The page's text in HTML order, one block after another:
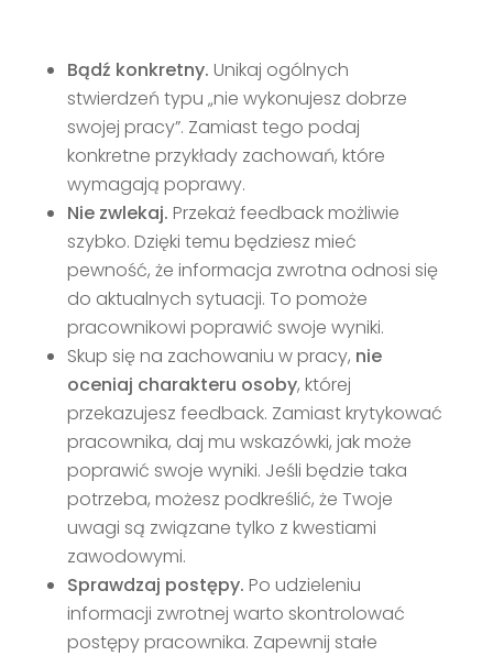
Bądź konkretny. Unikaj ogólnych
stwierdzeń typu „nie wykonujesz dobrze
swojej pracy”. Zamiast tego podaj
konkretne przykłady zachowań, które
wymagają poprawy.
Nie zwlekaj. Przekaż feedback możliwie
szybko. Dzięki temu będziesz mieć
pewność, że informacja zwrotna odnosi się
do aktualnych sytuacji. To pomoże
pracownikowi poprawić swoje wyniki.
Skup się na zachowaniu w pracy, nie
oceniaj charakteru osoby, której
przekazujesz feedback. Zamiast krytykować
pracownika, daj mu wskazówki, jak może
poprawić swoje wyniki. Jeśli będzie taka
potrzeba, możesz podkreślić, że Twoje
uwagi są związane tylko z kwestiami
zawodowymi.
Sprawdzaj postępy. Po udzieleniu
informacji zwrotnej warto skontrolować
postępy pracownika. Zapewnij stałe